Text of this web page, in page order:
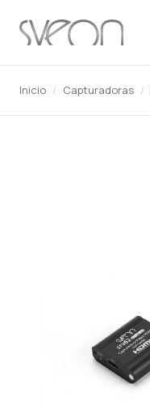
Inicio / Capturadoras /